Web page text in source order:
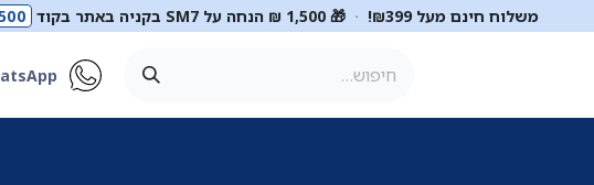
משלוח חינם מעל ₪399! · 🎁 1,500 ₪ הנחה על SM7 בקניה באתר בקוד